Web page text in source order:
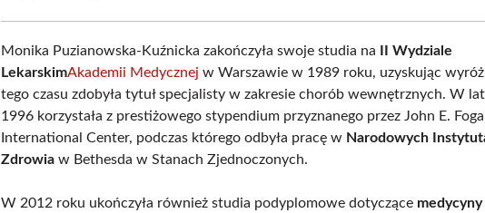
Monika Puzianowska-Kuźnicka zakończyła swoje studia na II Wydziale
LekarskimAkademii Medycznej w Warszawie w 1989 roku, uzyskując
tego czasu zdobyła tytuł specjalisty w zakresie chorób wewnętrznych. W
1996 korzystała z prestiżowego stypendium przyznanego przez John E.
International Center, podczas którego odbyła pracę w Narodowych
Zdrowia w Bethesda w Stanach Zjednoczonych.
W 2012 roku ukończyła również studia podyplomowe dotyczące